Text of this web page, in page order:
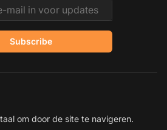
Subscribe
om door de site te navigeren.